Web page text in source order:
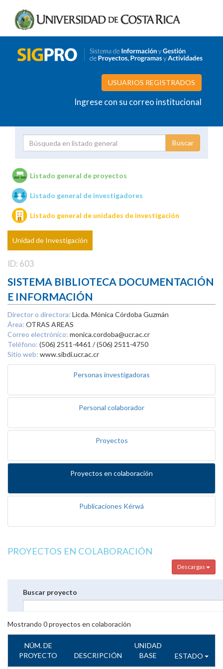
USUARIOS REGISTRADOS
Ingrese con su correo institucional
Unidades de investigación
Listado general de proyectos
Listado general de investigadores
Listado general de unidades de investigación
Unidad de Investigación
ID: 603
SISTEMA BIBLIOTECA DOCUMENTACIÓN
E INFORMACIÓN
Director o directora: Licda. Mónica Córdoba Guzmán
Área: OTRAS AREAS
Correo electrónico: monica.cordoba@ucr.ac.cr
Teléfono: (506) 2511-4461 / (506) 2511-4750
Sitio web: www.sibdi.ucr.ac.cr
Personas investigadoras
Personal colaborador
Proyectos
Proyectos en colaboración
Publicaciones Kérwá
PROYECTOS EN COLABORACIÓN
Descargas
Buscar proyecto
Mostrando 0proyectos en colaboración
NÚM. DE
PROYECTO
DESCRIPCIÓN
UNIDAD
BASE
ESTADO